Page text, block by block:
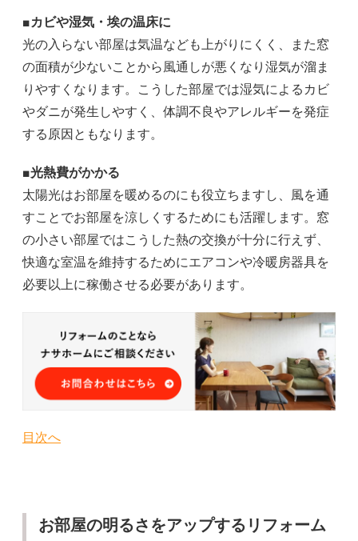
■カビや湿気・埃の温床に
光の入らない部屋は気温なども上がりにくく、また窓
の面積が少ないことから風通しが悪くなり湿気が溜ま
りやすくなります。こうした部屋では湿気によるカビ
やダニが発生しやすく、体調不良やアレルギーを発症
する原因ともなります。
■光熱費がかかる
太陽光はお部屋を暖めるのにも役立ちますし、風を通
すことでお部屋を涼しくするためにも活躍します。窓
の小さい部屋ではこうした熱の交換が十分に行えず、
快適な室温を維持するためにエアコンや冷暖房器具を
必要以上に稼働させる必要があります。
目次へ
お部屋の明るさをアップするリフォーム